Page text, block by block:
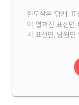
한모살은 '당캐,
이 펼쳐진 표선면
시 표선면, 남원면
기 때문에 어린이
는 1948년 12월